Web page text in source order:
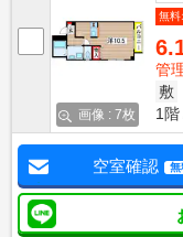
画像 : 7枚
無料
管
敷
1階
空室確認 無